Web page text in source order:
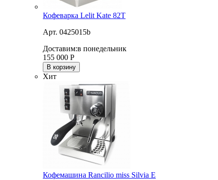
Кофеварка Lelit Kate 82T
Арт. 0425015b
Доставим:в понедельник
155 000 Р
В корзину
Хит
Кофемашина Rancilio miss Silvia E